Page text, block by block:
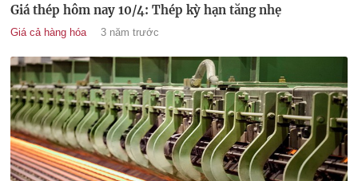
Giá thép hôm nay 10/4: Thép kỳ hạn tăng nhẹ
Giá cả hàng hóa 3 năm trước